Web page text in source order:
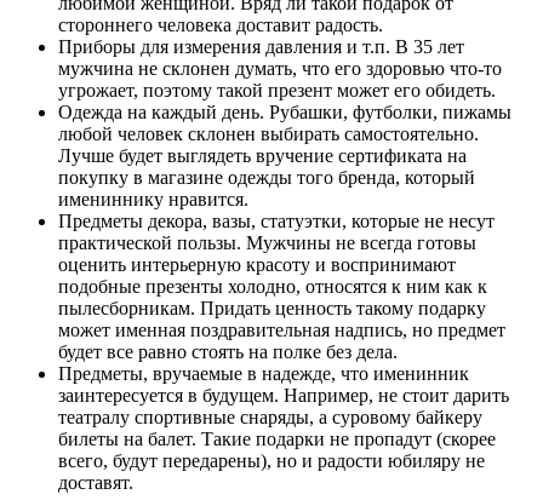
стороннего человека доставит радость.
Приборы для измерения давления и т.п. В 35 лет
мужчина не склонен думать, что его здоровью что-то
угрожает, поэтому такой презент может его обидеть.
Одежда на каждый день. Рубашки, футболки, пижамы
любой человек склонен выбирать самостоятельно.
Лучше будет выглядеть вручение сертификата на
покупку в магазине одежды того бренда, который
имениннику нравится.
Предметы декора, вазы, статуэтки, которые не несут
практической пользы. Мужчины не всегда готовы
оценить интерьерную красоту и воспринимают
подобные презенты холодно, относятся к ним как к
пылесборникам. Придать ценность такому подарку
может именная поздравительная надпись, но предмет
будет все равно стоять на полке без дела.
Предметы, вручаемые в надежде, что именинник
заинтересуется в будущем. Например, не стоит дарить
театралу спортивные снаряды, а суровому байкеру
билеты на балет. Такие подарки не пропадут (скорее
всего, будут передарены), но и радости юбиляру не
доставят.